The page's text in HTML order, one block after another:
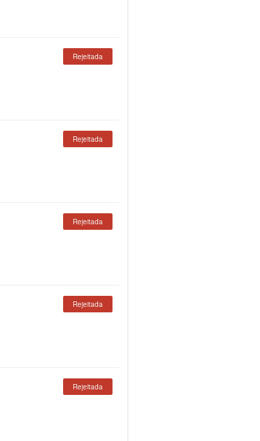
Rejeitada
Rejeitada
Rejeitada
Rejeitada
Rejeitada